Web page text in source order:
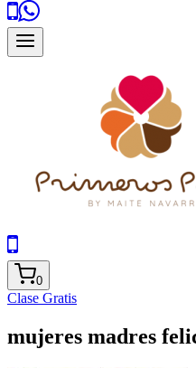
0
Clase Gratis
mujeres madres